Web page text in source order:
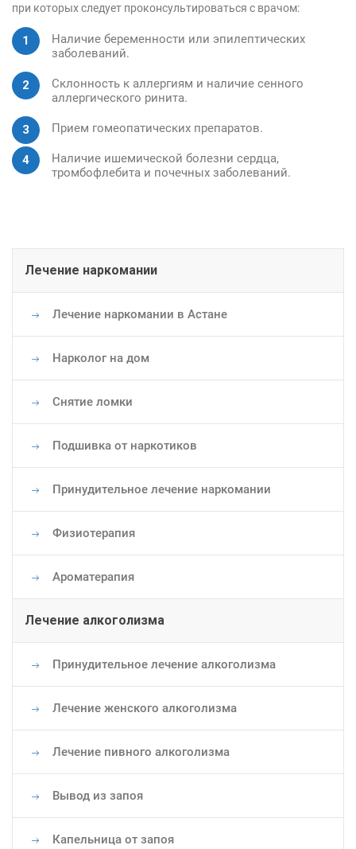
Основная
навигация
Лечение наркомании
Лечение наркомании в Астане
Нарколог на дом
Снятие ломки
Подшивка от наркотиков
Принудительное лечение наркомании
Физиотерапия
Ароматерапия
Лечение алкоголизма
Принудительное лечение алкоголизма
Лечение женского алкоголизма
Лечение пивного алкоголизма
Вывод из запоя
Капельница от запоя
при которых следует проконсультироваться с врачом:
Наличие беременности или эпилептических
заболеваний.
Склонность к аллергиям и наличие сенного
аллергического ринита.
Прием гомеопатических препаратов.
Наличие ишемической болезни сердца,
тромбофлебита и почечных заболеваний.